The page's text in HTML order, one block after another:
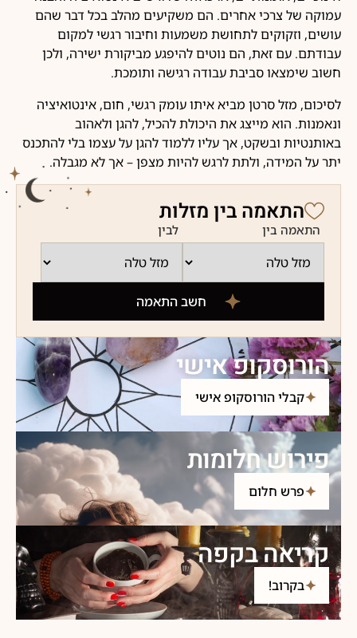
עמוקה של צרכי אחרים. הם משקיעים מהלב בכל דבר שהם
עושים, וזקוקים לתחושת משמעות וחיבור רגשי למקום
עבודתם. עם זאת, הם נוטים להיפגע מביקורת ישירה, ולכן
חשוב שימצאו סביבת עבודה רגישה ותומכת.
לסיכום, מזל סרטן מביא איתו עומק רגשי, חום, אינטואיציה
ונאמנות. הוא מייצג את היכולת להכיל, להגן ולאהוב
באותנטיות ובשקט, אך עליו ללמוד להגן על עצמו בלי להתכנס
יתר על המידה, ולתת לרגש להיות מצפן – אך לא מגבלה.
התאמה בין מזלות
התאמה בין לבין
חשב התאמה
הורוסקופ אישי
קבלי הורוסקופ אישי
פירוש חלומות
פרש חלום
קריאה בקפה
בקרוב!